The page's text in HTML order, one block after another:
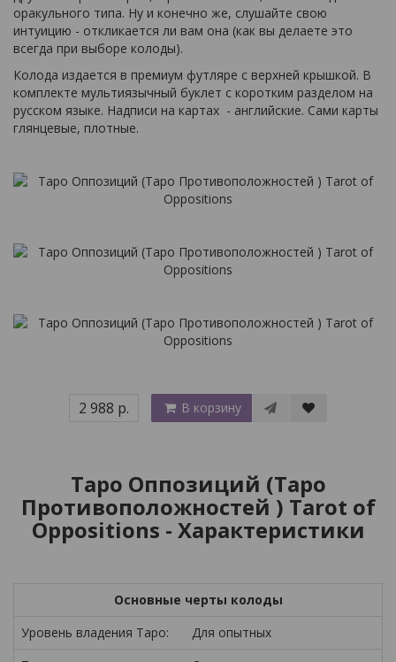
оракульного типа. Ну и конечно же, слушайте свою
интуицию - откликается ли вам она (как вы делаете это
всегда при выборе колоды).
Колода издается в премиум футляре с верхней крышкой. В
комплекте мультиязычный буклет с коротким разделом на
русском языке. Надписи на картах - английские. Сами карты
глянцевые, плотные.
2 988 р. В корзину
Таро Оппозиций (Таро
Противоположностей ) Tarot of
Oppositions - Характеристики
Основные черты колоды
Уровень владения Таро:
Для опытных